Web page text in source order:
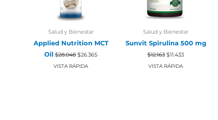
Salud y Bienestar
Applied Nutrition MCT
Oil $28.048 El
precio
original
$26.365El
VISTA RÁPIDA
Salud y Bienestar
Sunvit Spirulina 500 mg
$12.163 El
precio
original
$11.433El
VISTA RÁPIDA